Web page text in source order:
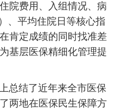
院费用、入组情况、病
、平均住院日等核心指
肯定成绩的同时找准差
基层医保精细化管理提
总结了近年来全市医保
两地在医保民生保障方